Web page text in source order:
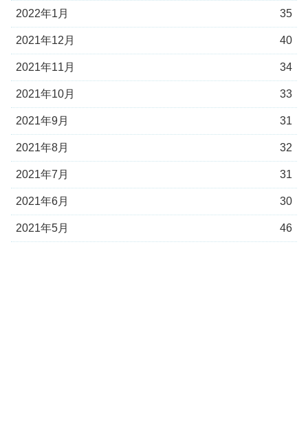
2022年1月 35
2021年12月 40
2021年11月 34
2021年10月 33
2021年9月 31
2021年8月 32
2021年7月 31
2021年6月 30
2021年5月 46